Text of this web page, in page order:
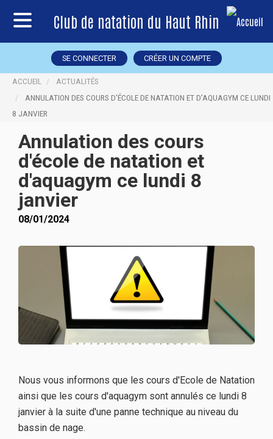
Club de natation du Haut Rhin
SE CONNECTER CRÉER UN COMPTE
ACCUEIL
ACTUALITÉS
ANNULATION DES COURS D'ÉCOLE DE NATATION ET D'AQUAGYM CE LUNDI
8 JANVIER
Annulation des cours
d'école de natation et
d'aquagym ce lundi 8
janvier
08/01/2024
Nous vous informons que les cours d'Ecole de Natation
ainsi que les cours d'aquagym sont annulés ce lundi 8
janvier à la suite d'une panne technique au niveau du
bassin de nage.